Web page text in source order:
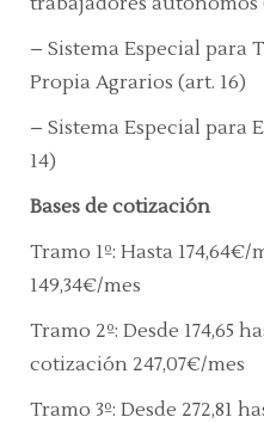
– Sistema Especial para
Propia Agrarios (art. 16)
– Sistema Especial para
14)
Bases de cotización
Tramo 1º: Hasta 174,64€/
149,34€/mes
Tramo 2º: Desde 174,65
cotización 247,07€/mes
Tramo 3º: Desde 272,81